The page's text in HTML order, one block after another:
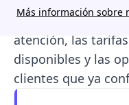
Más información sobre
contamos cuáles
atención, las
disponibles y las
clientes que ya